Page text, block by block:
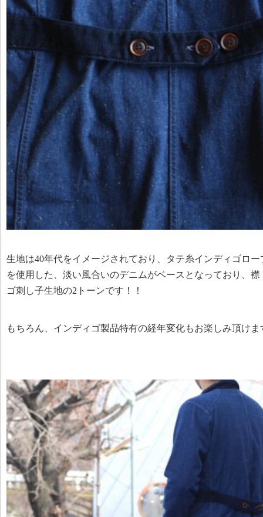
生地は40年代をイメージされており、タテ糸インディゴロ
を使用した、淡い風合いのデニムがベースとなっており、
ゴ刺し子生地の2トーンです！！
もちろん、インディゴ製品特有の経年変化もお楽しみ頂けま